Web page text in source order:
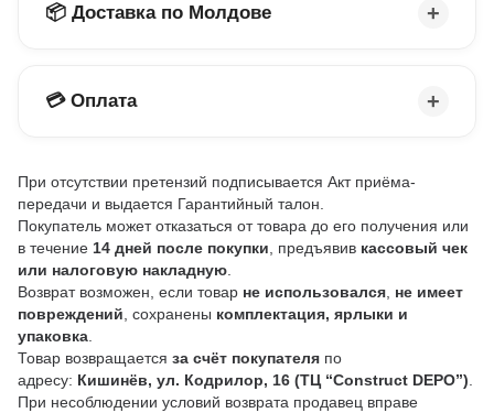
📦 Доставка по Молдове
💳 Оплата
При отсутствии претензий подписывается Акт приёма-
передачи и выдается Гарантийный талон.
Покупатель может отказаться от товара до его получения или
в течение 14 дней после покупки , предъявив кассовый чек
или налоговую накладную
Возврат возможен, если товар не использовался не имеет
повреждений , сохранены комплектация, ярлыки и
упаковка
Товар возвращается за счёт покупателя по
адресу: Кишинёв, ул. Кодрилор, 16 (ТЦ “Construct DEPO”)
При несоблюдении условий возврата продавец вправе